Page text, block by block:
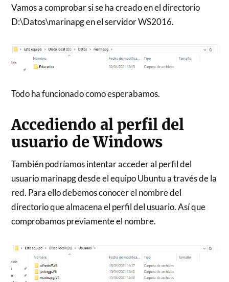
Vamos a comprobar si se ha creado en el directorio
D:\Datos\marinapg en el servidor WS2016.
Todo ha funcionado como esperabamos.
Accediendo al perfil del
usuario de Windows
También podríamos intentar acceder al perfil del
usuario marinapg desde el equipo Ubuntu a través de la
red. Para ello debemos conocer el nombre del
directorio que almacena el perfil del usuario. Así que
comprobamos previamente el nombre.